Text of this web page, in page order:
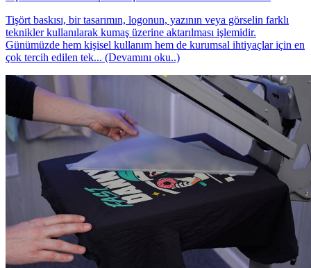
Tişört baskısı, bir tasarımın, logonun, yazının veya görselin farklı
teknikler kullanılarak kumaş üzerine aktarılması işlemidir.
Günümüzde hem kişisel kullanım hem de kurumsal ihtiyaçlar için en
çok tercih edilen tek... (Devamını oku..)